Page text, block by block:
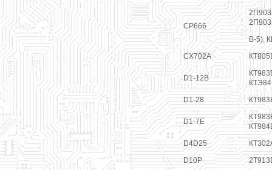
CP666
В-5),
CX702A
D1-12B
D1-28
D1-7E
D4D25
D10P